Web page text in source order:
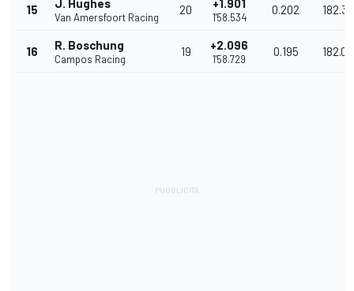
15 J. Hughes
Van Amersfoort Racing
20 +1.901
1'58.534
0.202
16 R. Boschung
Campos Racing
19 +2.096
1'58.729
0.195